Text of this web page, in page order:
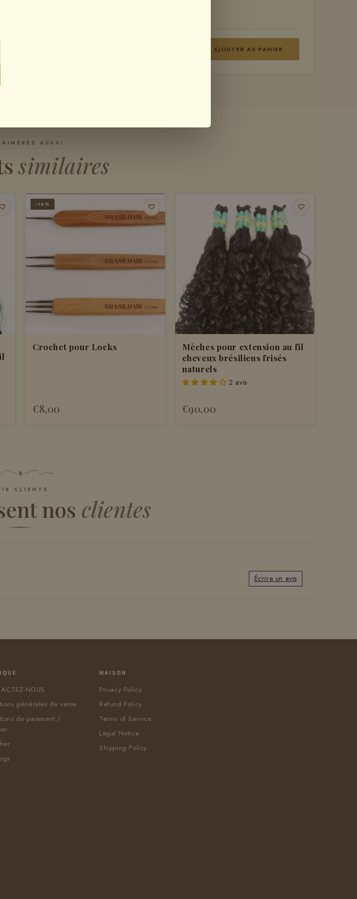
TOUT AJOUTER AU PANIER
AUSSI
similaires
♡
−16%
Crochet pour Locks
€8,00
♡
Mèches pour extension au fil
cheveux brésiliens frisés
naturels
2 avis
€90,00
CLIENTS
nos clientes
Écrire un avis
NOUS
générales de vente
de paiement /
MAISON
Privacy Policy
Refund Policy
Terms of Service
Legal Notice
Shipping Policy